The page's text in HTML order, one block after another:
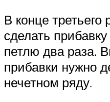
В конце
сделать
петлю два раза.
прибавки нужно
нечетном ряду.